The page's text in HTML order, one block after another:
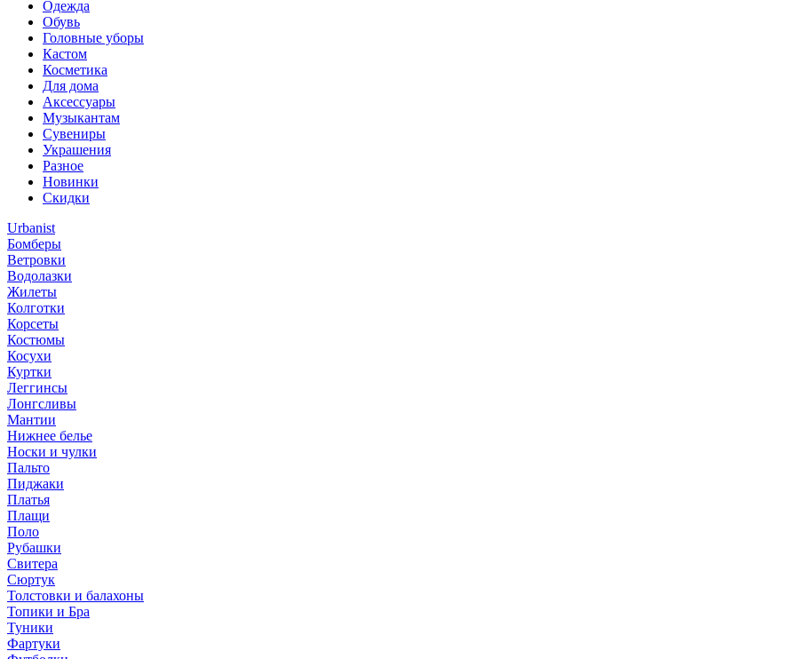
Одежда
Обувь
Головные уборы
Кастом
Косметика
Для дома
Аксессуары
Музыкантам
Сувениры
Украшения
Разное
Новинки
Скидки
Urbanist
Бомберы
Ветровки
Водолазки
Жилеты
Колготки
Корсеты
Костюмы
Косухи
Куртки
Леггинсы
Лонгсливы
Мантии
Нижнее белье
Носки и чулки
Пальто
Пиджаки
Платья
Плащи
Поло
Рубашки
Свитера
Сюртук
Толстовки и балахоны
Топики и Бра
Туники
Фартуки